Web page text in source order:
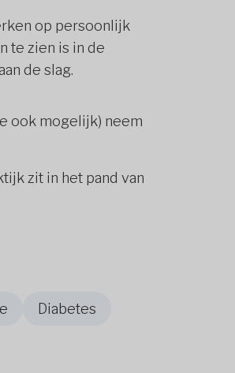
op persoonlijk
te zien is in de
de slag.
ook mogelijk) neem
zit in het pand van
Diabetes